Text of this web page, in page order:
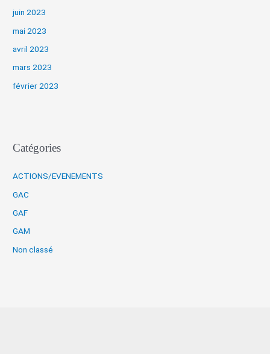
juin 2023
mai 2023
avril 2023
mars 2023
février 2023
Catégories
ACTIONS/EVENEMENTS
GAC
GAF
GAM
Non classé